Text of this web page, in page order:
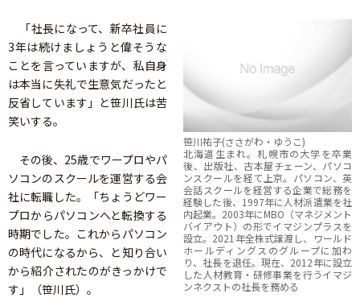
笹川祐子(ささがわ・ゆうこ)
北海道生まれ。札幌市の大学を卒業
後、出版社、古本屋チェーン、パソコ
ンスクールを経て上京。パソコン、英
会話スクールを経営する企業で総務を
経験した後、1997年に人材派遣業を社
内起業。2003年にMBO（マネジメント
バイアウト）の形でイマジンプラスを
設立。2021年全株式譲渡し、ワールド
ホールディングスのグループに加わ
り、社長を退任。現在、2012年に設立
した人材教育・研修事業を行うイマジ
ンネクストの社長を務める
「社長になって、新卒社員に
3年は続けましょうと偉そうな
ことを言っていますが、私自身
は本当に失礼で生意気だったと
反省しています」と笹川氏は苦
笑いする。
その後、25歳でワープロやパ
ソコンのスクールを運営する会
社に転職した。「ちょうどワー
プロからパソコンへと転換する
時期でした。これからパソコン
の時代になるから、と知り合い
から紹介されたのがきっかけで
す」（笹川氏）。